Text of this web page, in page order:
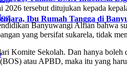
Ibu Rumah Tangga di
2026 tersebut ditujukan kepada
Banyuwangi Alfian bahwa
yang bersifat sukarela, tidak
Komite Sekolah. Dan hanya
atau APBD, maka itu yang